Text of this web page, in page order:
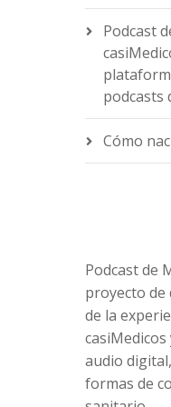
Podcast
podcasts
Cómo
Podcast de
proyecto de
de la
audio
formas de